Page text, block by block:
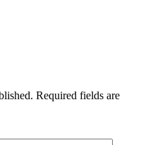
Required fields are